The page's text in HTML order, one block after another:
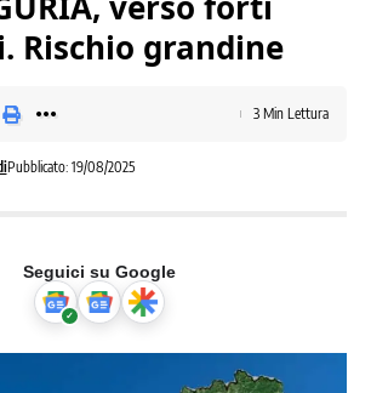
Rischio grandine
Pubblicato: 19/08/2025
3 Min Lettura
Seguici su Google